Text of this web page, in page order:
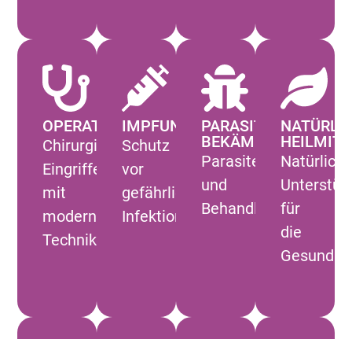
OPERATIONEN
Chirurgische
Eingriffe
mit
moderner
Technik
IMPFUNGEN
Schutz
vor
gefährlichen
Infektionskrankheiten
PARASITEN­
BEKÄMPFUNG
Parasitenprophylaxe
und
Behandlung
Natürliche
für
die